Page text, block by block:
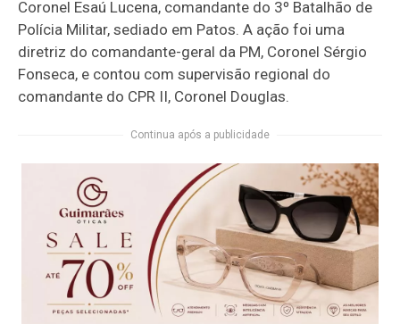
Coronel Esaú Lucena, comandante do 3º Batalhão de
Polícia Militar, sediado em Patos. A ação foi uma
diretriz do comandante-geral da PM, Coronel Sérgio
Fonseca, e contou com supervisão regional do
comandante do CPR II, Coronel Douglas.
Continua após a publicidade